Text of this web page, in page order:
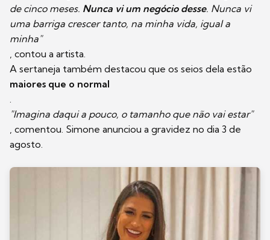
de cinco meses. Nunca vi um negócio desse. Nunca vi
uma barriga crescer tanto, na minha vida, igual a
minha"
, contou a artista.
A sertaneja também destacou que os seios dela estão
maiores que o normal
"Imagina daqui a pouco, o tamanho que não vai estar"
, comentou. Simone anunciou a gravidez no dia 3 de
agosto.